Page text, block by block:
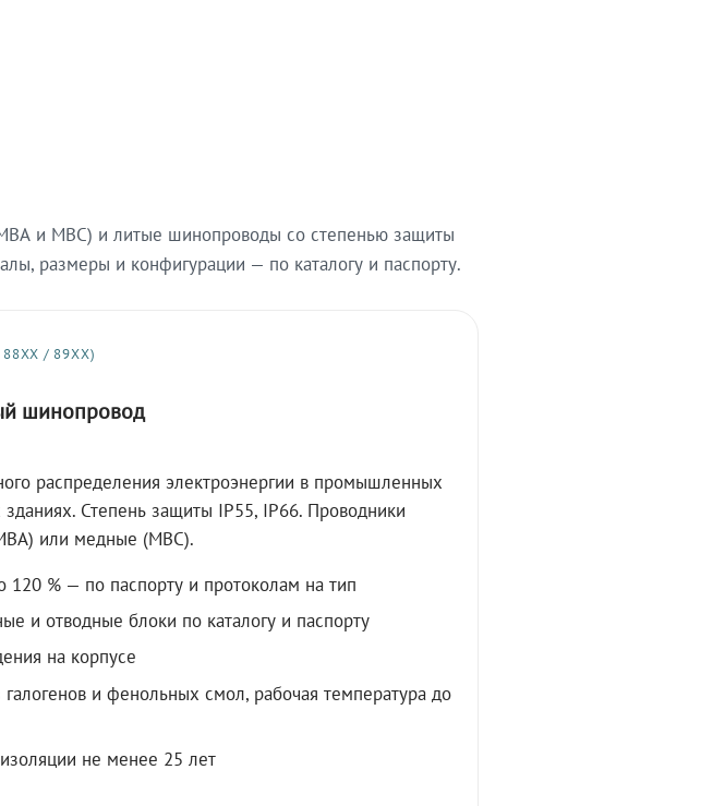
и МВС) и литые шинопроводы со степенью защиты
размеры и конфигурации — по каталогу и паспорту.
/ 89XX)
шинопровод
распределения электроэнергии в промышленных
Степень защиты IP55, IP66. Проводники
или медные (МВС).
120 % — по паспорту и протоколам на тип
и отводные блоки по каталогу и паспорту
на корпусе
и фенольных смол, рабочая температура до
не менее 25 лет